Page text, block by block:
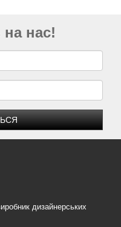
нас!
дизайнерських